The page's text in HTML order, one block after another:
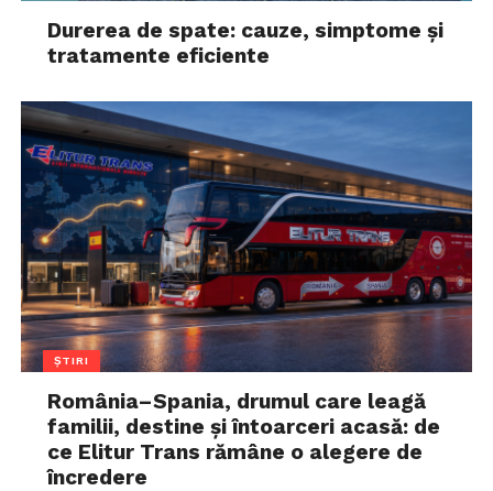
Durerea de spate: cauze, simptome și
tratamente eficiente
ȘTIRI
România–Spania, drumul care leagă
familii, destine și întoarceri acasă: de
ce Elitur Trans rămâne o alegere de
încredere